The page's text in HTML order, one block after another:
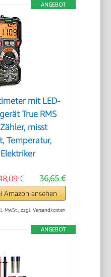
ANGEBOT
mit LED-
True RMS
misst
Temperatur,
36,65 €
€
Amazon ansehen
MwSt., zzgl. Versandkosten
ANGEBOT